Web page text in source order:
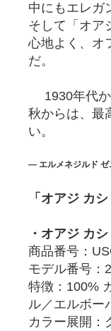
中にもエレガ
そして「オア
心地よく、オ
だ。
1930年代か
秋からは、最
い。
― エルメネジルド ゼ
「オアジ カシ
・オアジ カ
商品番号：
モデル番号：
特徴：100%
ル／エルボー
カラー展開：